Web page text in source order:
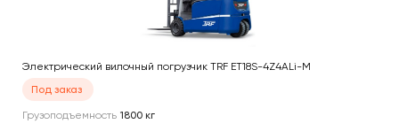
Электрический вилочный погрузчик TRF ET18S-4Z4ALi-M
Под заказ
Грузоподъемность 1800 кг